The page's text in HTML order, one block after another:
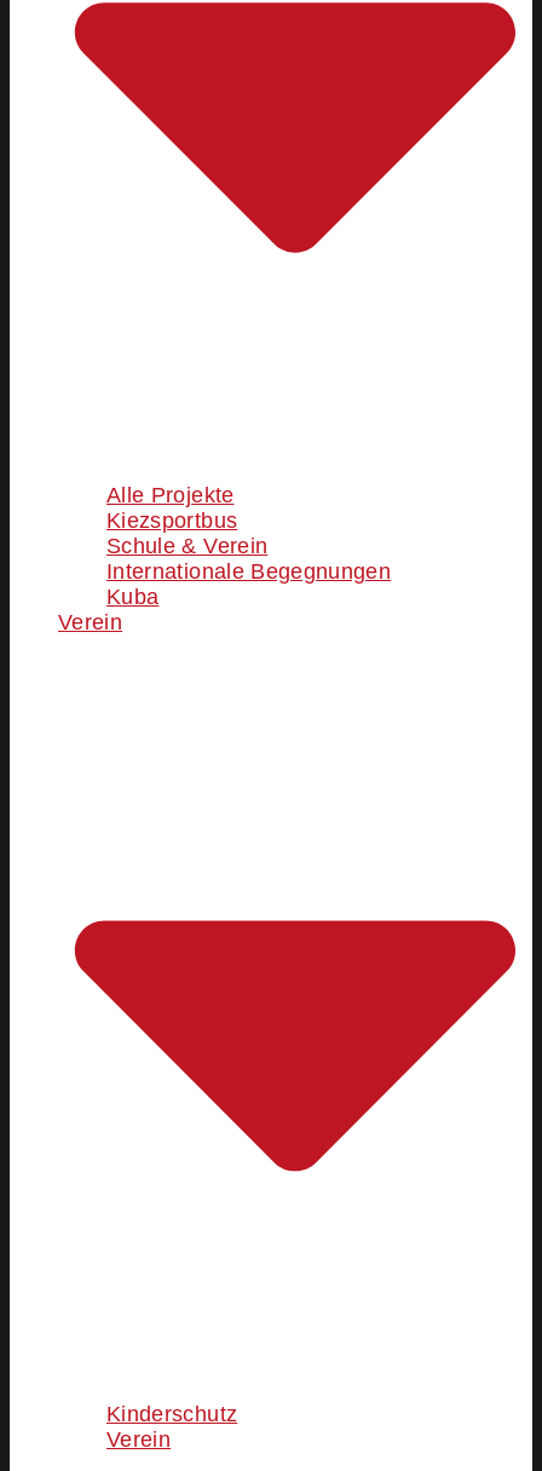
Alle Projekte
Kiezsportbus
Schule & Verein
Internationale Begegnungen
Kuba
Verein
Kinderschutz
Verein